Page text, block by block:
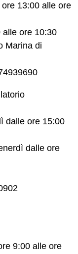
13:00 alle ore
alle ore 10:30
Marina di
dalle ore 15:00
dalle ore
9:00 alle ore